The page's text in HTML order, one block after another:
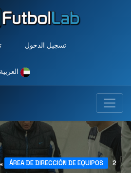
تسجيل الدخول
العربية
ÁREA DE DIRECCIÓN DE EQUIPOS 2 يونيو 2023